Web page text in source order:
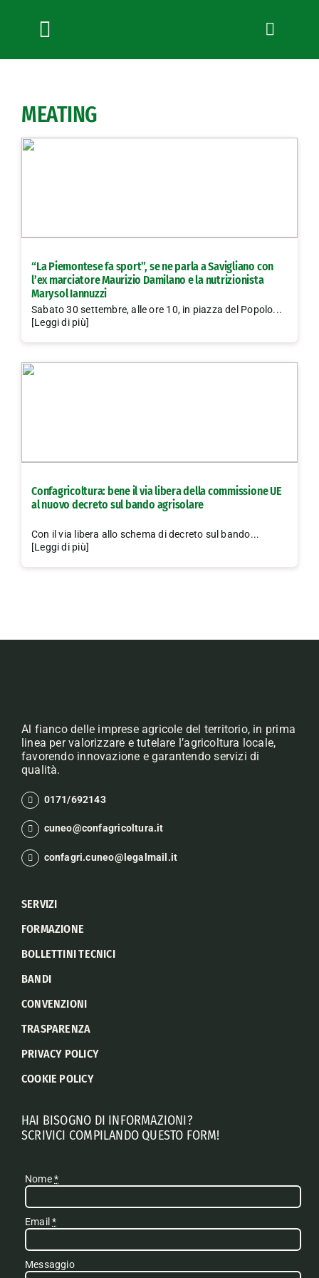
Toggle
Navigation
News
Bandi
Lavora con noi
Contatti
MEATING
“La Piemontese fa sport”, se ne parla a Savigliano con
l’ex marciatore Maurizio Damilano e la nutrizionista
Marysol Iannuzzi
Sabato 30 settembre, alle ore 10, in piazza del Popolo...
[Leggi di più]
Confagricoltura: bene il via libera della commissione UE
al nuovo decreto sul bando agrisolare
Con il via libera allo schema di decreto sul bando...
[Leggi di più]
Al fianco delle imprese agricole del territorio, in prima
linea per valorizzare e tutelare l’agricoltura locale,
favorendo innovazione e garantendo servizi di
qualità.
0171/692143
cuneo@confagricoltura.it
confagri.cuneo@legalmail.it
SERVIZI
FORMAZIONE
BOLLETTINI TECNICI
BANDI
CONVENZIONI
TRASPARENZA
PRIVACY POLICY
COOKIE POLICY
HAI BISOGNO DI INFORMAZIONI?
SCRIVICI COMPILANDO QUESTO FORM!
Nome*
Email*
Messaggio